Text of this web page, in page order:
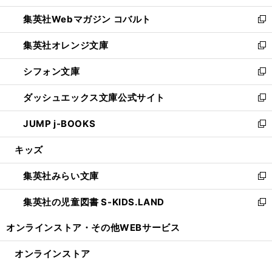
開
く
ウ
で
開
く
ン
ド
ウ
で
開
く
ウ
ィ
ン
ド
ウ
で
開
く
集英社Webマガジン コバルト
新
し
い
ウ
ィ
ン
ド
ウ
で
開
集英社オレンジ文庫
新
し
い
ウ
ィ
ン
ド
ウ
開
く
シフォン文庫
新
し
い
ウ
ィ
ン
ウ
で
開
く
ダッシュエックス文庫公式サイト
新
し
い
ウ
ン
ド
ウ
で
JUMP j-BOOKS
新
し
ウ
ィ
ン
ド
開
キッズ
集英社みらい文庫
新
し
い
ン
集英社の児童図書 S-KIDS.LAND
新
ウ
オンラインストア・ その他WEBサービス
オンラインストア